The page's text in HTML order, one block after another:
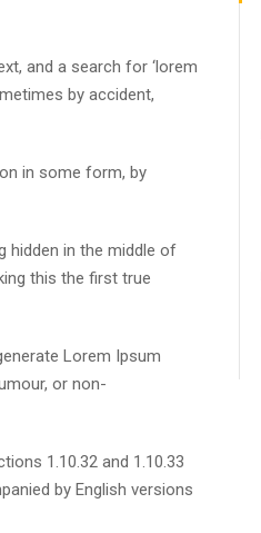
and a search for ‘lorem
by accident,
in some form, by
hidden in the middle of
this the first true
Lorem Ipsum
or non-
1.10.32 and 1.10.33
by English versions